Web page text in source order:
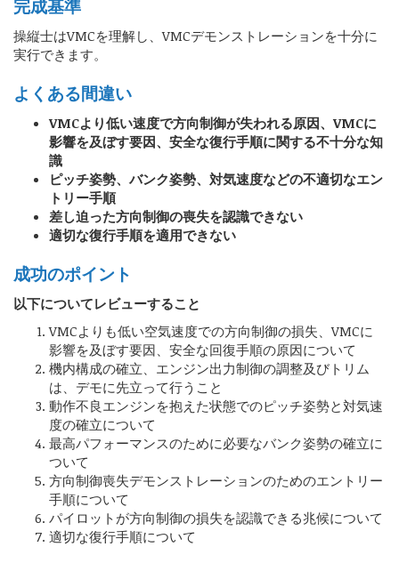
完成基準
操縦士はVMCを理解し、VMCデモンストレーションを十分に
実行できます。
よくある間違い
VMCより低い速度で方向制御が失われる原因、VMCに
影響を及ぼす要因、安全な復行手順に関する不十分な知
識
ピッチ姿勢、バンク姿勢、対気速度などの不適切なエン
トリー手順
差し迫った方向制御の喪失を認識できない
適切な復行手順を適用できない
成功のポイント
以下についてレビューすること
VMCよりも低い空気速度での方向制御の損失、VMCに
影響を及ぼす要因、安全な回復手順の原因について
機内構成の確立、エンジン出力制御の調整及びトリム
は、デモに先立って行うこと
動作不良エンジンを抱えた状態でのピッチ姿勢と対気速
度の確立について
最高パフォーマンスのために必要なバンク姿勢の確立に
ついて
方向制御喪失デモンストレーションのためのエントリー
手順について
パイロットが方向制御の損失を認識できる兆候について
適切な復行手順について